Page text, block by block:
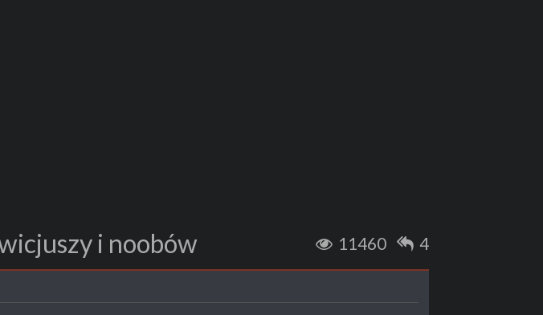
i noobów 11460 4